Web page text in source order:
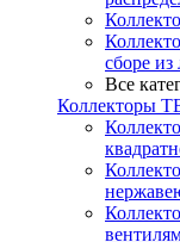
сборе из
Все
Коллекторы